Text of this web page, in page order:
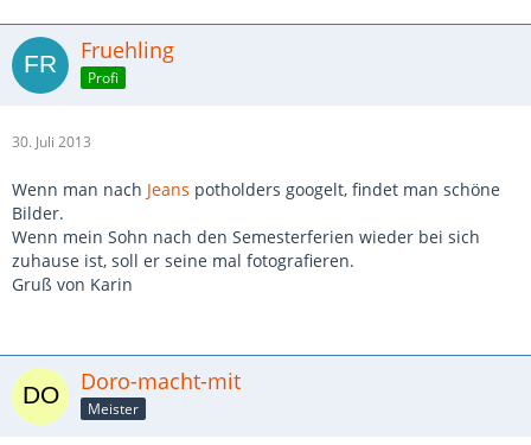
Fruehling
Profi
30. Juli 2013
Wenn man nach Jeans potholders googelt, findet man schöne
Bilder.
Wenn mein Sohn nach den Semesterferien wieder bei sich
zuhause ist, soll er seine mal fotografieren.
Gruß von Karin
Doro-macht-mit
Meister